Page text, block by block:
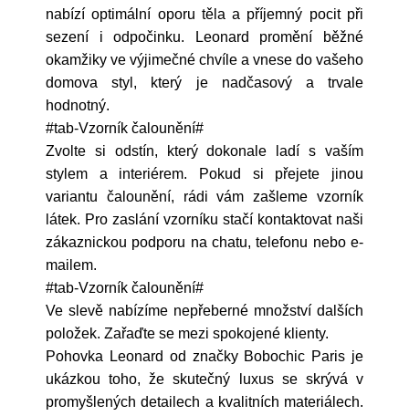
nabízí optimální oporu těla a příjemný pocit při
sezení i odpočinku. Leonard promění běžné
okamžiky ve výjimečné chvíle a vnese do vašeho
domova styl, který je nadčasový a trvale
hodnotný.
#tab-Vzorník čalounění#
Zvolte si odstín, který dokonale ladí s vaším
stylem a interiérem. Pokud si přejete jinou
variantu čalounění, rádi vám zašleme vzorník
látek. Pro zaslání vzorníku stačí kontaktovat naši
zákaznickou podporu na chatu, telefonu nebo e-
mailem.
#tab-Vzorník čalounění#
Ve slevě nabízíme nepřeberné množství dalších
položek. Zařaďte se mezi spokojené klienty.
Pohovka Leonard od značky Bobochic Paris je
ukázkou toho, že skutečný luxus se skrývá v
promyšlených detailech a kvalitních materiálech.